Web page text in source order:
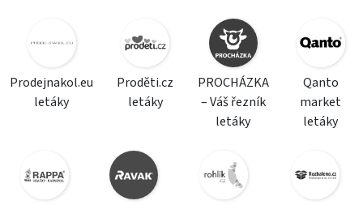
Prodejnakol.eu
letáky
Proděti.cz
letáky
PROCHÁZKA
– Váš řezník
letáky
Qanto
market
letáky